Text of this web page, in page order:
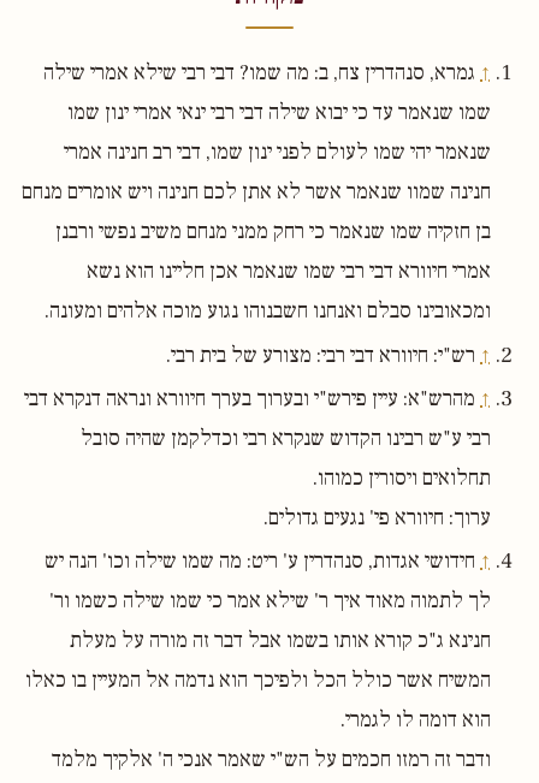
↑ גמרא, סנהדרין צח, ב: מה שמו? דבי רבי שילא אמרי שילה
שמו שנאמר עד כי יבוא שילה דבי רבי ינאי אמרי ינון שמו
שנאמר יהי שמו לעולם לפני ינון שמו, דבי רב חנינה אמרי
חנינה שמוו שנאמר אשר לא אתן לכם חנינה ויש אומרים מנחם
בן חזקיה שמו שנאמר כי רחק ממני מנחם משיב נפשי ורבנן
אמרי חיוורא דבי רבי שמו שנאמר אכן חליינו הוא נשא
ומכאובינו סבלם ואנחנו חשבנוהו נגוע מוכה אלהים ומעונה.
↑ רש"י: חיוורא דבי רבי: מצורע של בית רבי.
↑ מהרש"א: עיין פירש"י ובערוך בערך חיוורא ונראה דנקרא דבי
רבי ע"ש רבינו הקדוש שנקרא רבי וכדלקמן שהיה סובל
תחלואים ויסורין כמוהו.
ערוך: חיוורא פי' נגעים גדולים.
↑ חידושי אגדות, סנהדרין ע' ריט: מה שמו שילה וכו' הנה יש
לך לתמוה מאוד איך ר' שילא אמר כי שמו שילה כשמו ור'
חנינא ג"כ קורא אותו בשמו אבל דבר זה מורה על מעלת
המשיח אשר כולל הכל ולפיכך הוא נדמה אל המעיין בו כאלו
הוא דומה לו לגמרי.
ודבר זה רמזו חכמים על הש"י שאמר אנכי ה' אלקיך מלמד